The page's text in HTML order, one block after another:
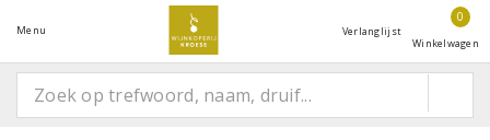
Menu Verlanglijst
0
Winkelwagen